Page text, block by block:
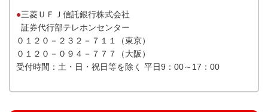
●三菱ＵＦＪ信託銀行株式会社
証券代行部テレホンセンター
０１２０－２３２－７１１（東京）
０１２０－０９４－７７７（大阪）
受付時間：土・日・祝日等を除く 平日9：00～17：00